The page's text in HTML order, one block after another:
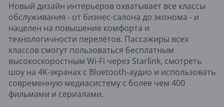
Новый дизайн интерьеров охватывает все классы
обслуживания - от бизнес-салона до эконома - и
нацелен на повышение комфорта и
технологичности перелётов. Пассажиры всех
классов смогут пользоваться бесплатным
высокоскоростным Wi-Fi через Starlink, смотреть
шоу на 4K-экранах с Bluetooth-аудио и использовать
современную медиасистему с более чем 400
фильмами и сериалами.